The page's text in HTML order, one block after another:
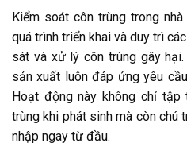
Kiểm soát côn trùng trong
quá trình triển khai và duy trì
sát và xử lý côn trùng gây
sản xuất luôn đáp ứng yêu
Hoạt động này không chỉ
trùng khi phát sinh mà còn chú
nhập ngay từ đầu.